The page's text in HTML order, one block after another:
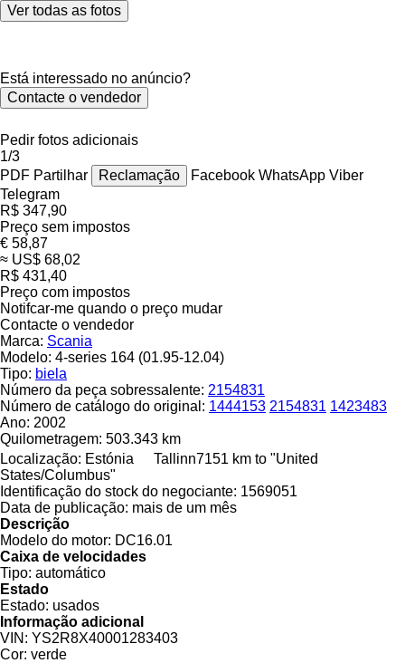
Ver todas as fotos
Está interessado no anúncio?
Contacte o vendedor
Pedir fotos adicionais
1/3
PDF Partilhar Reclamação Facebook WhatsApp Viber
Telegram
R$ 347,90
Preço sem impostos
€ 58,87
≈ US$ 68,02
R$ 431,40
Preço com impostos
Notifcar-me quando o preço mudar
Contacte o vendedor
Marca: Scania
Modelo: 4-series 164 (01.95-12.04)
Tipo: biela
Número da peça sobressalente: 2154831
Número de catálogo do original: 1444153 2154831 1423483
Ano: 2002
Quilometragem: 503.343 km
Localização: Estónia Tallinn7151 km to "United
States/Columbus"
Identificação do stock do negociante: 1569051
Data de publicação: mais de um mês
Descrição
Modelo do motor: DC16.01
Caixa de velocidades
Tipo: automático
Estado
Estado: usados
Informação adicional
VIN: YS2R8X40001283403
Cor: verde